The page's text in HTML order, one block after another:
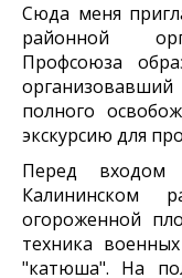
Сюда меня
районной
Профсоюза
полного
экскурсию для
Перед
Калининском
огороженной
техника
"катюша". На